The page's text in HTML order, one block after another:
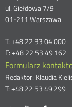
kontaktowe
ul. Giełdowa 7/9
01-211 Warszawa
T: +48 22 33 04 000
F: +48 22 53 49 162
Formularz
Redaktor: Klaudia
T: +48 22 53 49 299